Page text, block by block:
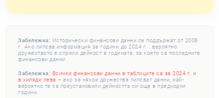
Забележка: Исторически финансови данни се поддържат от 2008
г. Ако липсва информация за години до 2024 г. , вероятно
дружеството е спряло дейност в годината, за която са последните
финансови данни.
Забележка: Всички финансови данни в таблиците са за 2024 г. и
в хиляди лева – ако за някои дружества липсват данни, най-
вероятно те са преустановили дейността си още в предходни
години.